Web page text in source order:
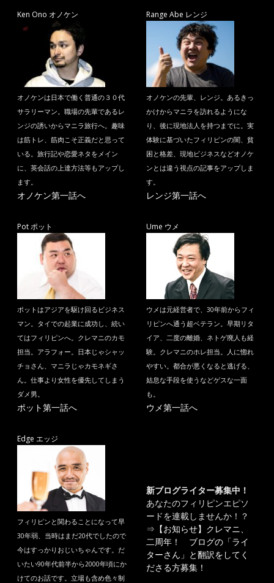
Ken Ono オノケン
オノケンは日本で働く普通の３０代
サラリーマン。職場の先輩であるレ
ンジの誘いからマニラ旅行へ。趣味
は筋トレ、筋肉こそ正義だと思って
いる。旅行記や恋愛ネタをメイン
に、英会話の上達方法等もアップし
ます。
オノケン第一話へ
Range Abe レンジ
オノケンの先輩、レンジ。あるきっ
かけからマニラを訪れるようにな
り、後に現地法人を持つまでに。実
体験に基づいたフィリピンの闇、貧
困と格差、現地ビジネスなどオノケ
ンとは違う視点の記事をアップしま
す。
レンジ第一話へ
Pot ポット
ポットはアジアを駆け回るビジネス
マン。タイでの起業に成功し、続い
てはフィリピンへ。クレマニのカモ
担当。アラフォー。日本じゃシャッ
チョさん、マニラじゃカモネギさ
ん。仕事より女性を優先してしまう
ダメ男。
ポット第一話へ
Ume ウメ
ウメは元経営者で、30年前からフィ
リピンへ通う超ベテラン。早期リタ
イア、二度の離婚、ネトゲ廃人も経
験。クレマニのホレ担当。人に惚れ
やすい。都合が悪くなると逃げる、
姑息な手段を使うなどゲスな一面
も。
ウメ第一話へ
Edge エッジ
フィリピンと関わることになって早
30年弱、当時はまだ20代でしたので
今はすっかりおじいちゃんです。だ
いたい90年代前半から2000年頃にか
けてのお話です。立場も含め色々制
新ブログライター募集中！
あなたのフィリピンエピソ
ードを連載しませんか！？
⇒ 【お知らせ】クレマニ、
二周年！ ブログの「ライ
ターさん」と翻訳をしてく
ださる方募集！